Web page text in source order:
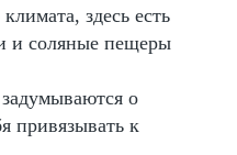
здесь есть
и соляные пещеры
о
привязывать к